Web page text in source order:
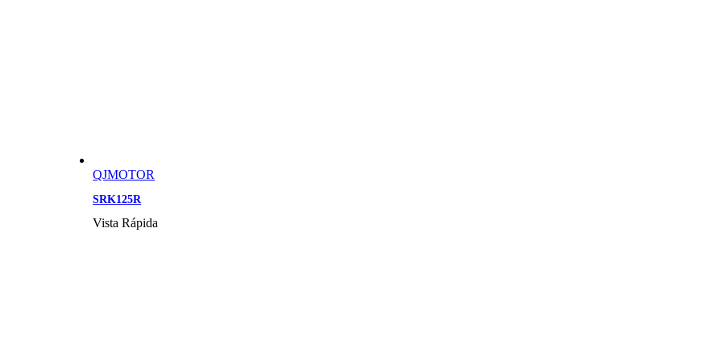
QJMOTOR
SRK125R
Vista Rápida